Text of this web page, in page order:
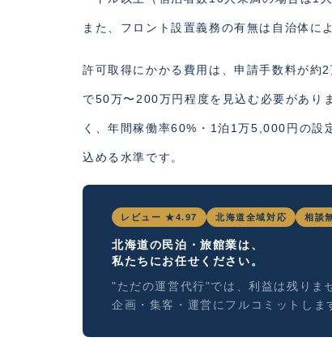
また、フロント設置義務の有無は自治体に
許可取得にかかる費用は、申請手数料が約
で50万〜200万円程度を見込む必要があり
く、年間稼働率60%・1泊1万5,000円の設
込める水準です。
レビュー ★4.97 北海道全域対応 相談
北海道の民泊・旅館業は、
私たちにお任せください。
"ただの運営代行"では、利益は残りま
企画・集客・運営にフルコミットしま